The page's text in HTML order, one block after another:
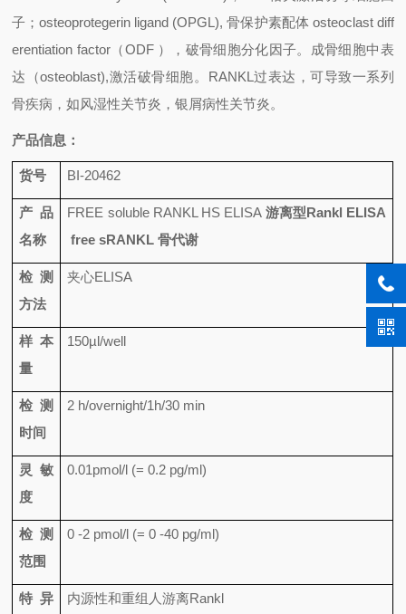
子；osteoprotegerin ligand (OPGL),骨保护素配体osteoclast diff
erentiation factor（ODF ），破骨细胞分化因子。成骨细胞中表
达（osteoblast),激活破骨细胞。 RANKL 过表达，可导致一系列
骨疾病，如风湿性关节炎，银屑病性关节炎。
产品信息：
货号 BI-20462
产品
名称
FREE soluble RANKL HS ELISA 游离型Rankl ELISA
free sRANKL 骨代谢
检测
方法
夹心ELISA
样本
量
150µl/well
检测
时间
2 h/overnight/1h/30 min
灵敏
度
0.01pmol/l (= 0.2 pg/ml)
检测
范围
0 -2 pmol/l (= 0 -40 pg/ml)
特异
内源性和重组人游离Rankl